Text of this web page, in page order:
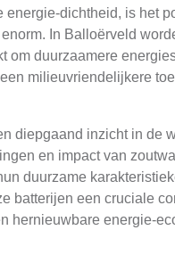
energie-dichtheid, is het
In Balloërveld
om duurzaamere
milieuvriendelijkere
diepgaand inzicht in de
en impact van
duurzame
batterijen een cruciale
hernieuwbare energie-